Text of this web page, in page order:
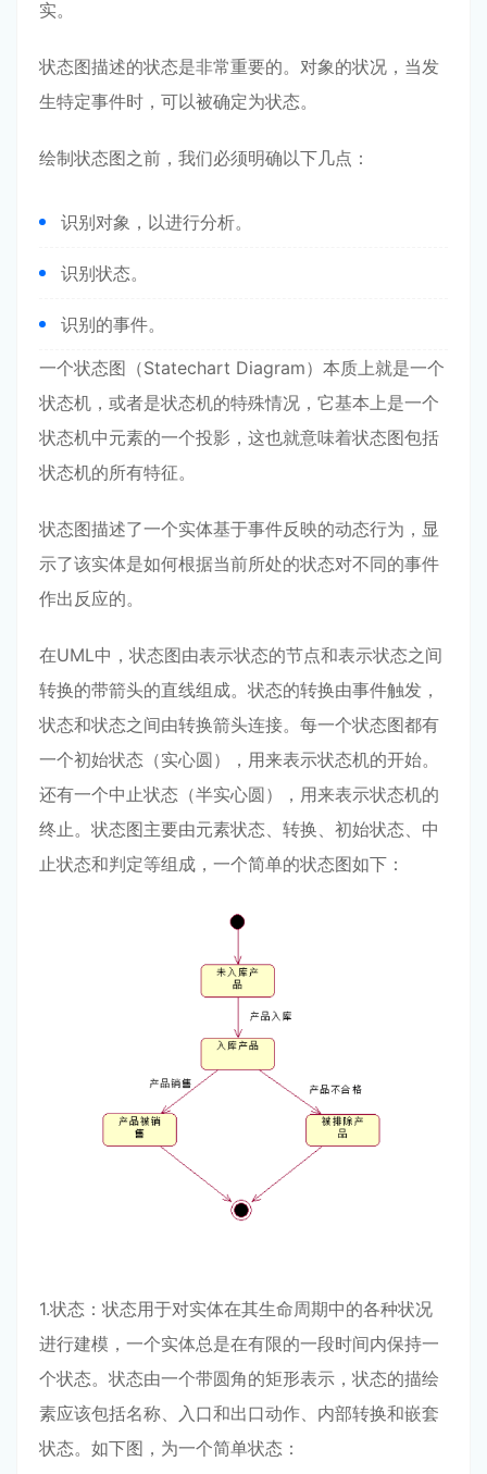
实。
状态图描述的状态是非常重要的。对象的状况，当发
生特定事件时，可以被确定为状态。
绘制状态图之前，我们必须明确以下几点：
识别对象，以进行分析。
识别状态。
识别的事件。
一个状态图（Statechart Diagram）本质上就是一个
状态机，或者是状态机的特殊情况，它基本上是一个
状态机中元素的一个投影，这也就意味着状态图包括
状态机的所有特征。
状态图描述了一个实体基于事件反映的动态行为，显
示了该实体是如何根据当前所处的状态对不同的事件
作出反应的。
在UML中，状态图由表示状态的节点和表示状态之间
转换的带箭头的直线组成。状态的转换由事件触发，
状态和状态之间由转换箭头连接。每一个状态图都有
一个初始状态（实心圆），用来表示状态机的开始。
还有一个中止状态（半实心圆），用来表示状态机的
终止。状态图主要由元素状态、转换、初始状态、中
止状态和判定等组成，一个简单的状态图如下：
1.状态：状态用于对实体在其生命周期中的各种状况
进行建模，一个实体总是在有限的一段时间内保持一
个状态。状态由一个带圆角的矩形表示，状态的描绘
素应该包括名称、入口和出口动作、内部转换和嵌套
状态。如下图，为一个简单状态：